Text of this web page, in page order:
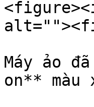
Máy ảo
on** màu